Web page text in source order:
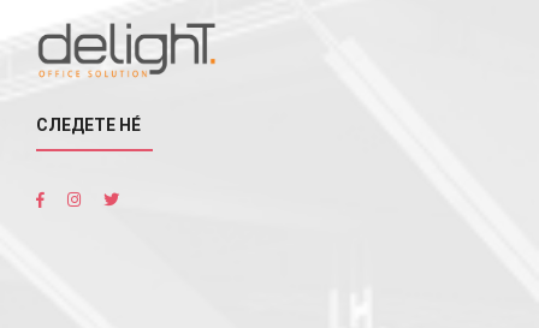
СЛЕДЕТЕ НÉ